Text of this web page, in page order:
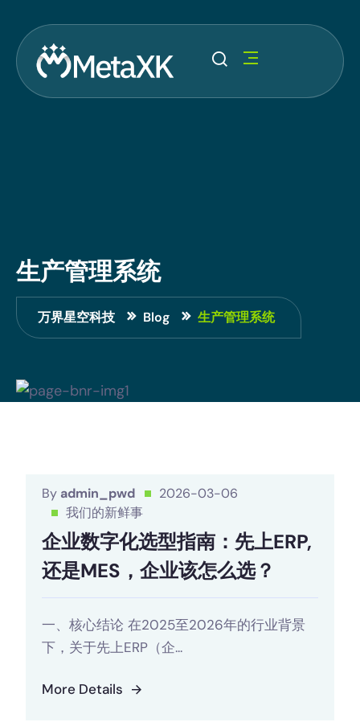
生产管理系统
万界星空科技 Blog 生产管理系统
By admin_pwd
2026-03-06
我们的新鲜事
企业数字化选型指南：先上ERP,
还是MES，企业该怎么选？
一、核心结论 在2025至2026年的行业背景
下，关于先上ERP（企...
More Details